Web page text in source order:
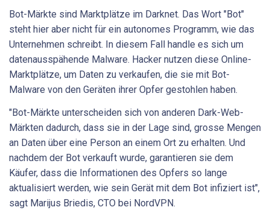
Bot-Märkte sind Marktplätze im Darknet. Das Wort "Bot"
steht hier aber nicht für ein autonomes Programm, wie das
Unternehmen schreibt. In diesem Fall handle es sich um
datenausspähende Malware. Hacker nutzen diese Online-
Marktplätze, um Daten zu verkaufen, die sie mit Bot-
Malware von den Geräten ihrer Opfer gestohlen haben.
"Bot-Märkte unterscheiden sich von anderen Dark-Web-
Märkten dadurch, dass sie in der Lage sind, grosse Mengen
an Daten über eine Person an einem Ort zu erhalten. Und
nachdem der Bot verkauft wurde, garantieren sie dem
Käufer, dass die Informationen des Opfers so lange
aktualisiert werden, wie sein Gerät mit dem Bot infiziert ist",
sagt Marijus Briedis, CTO bei NordVPN.